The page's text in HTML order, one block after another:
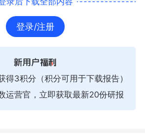
登录/注册
得3积分（积分可用于下载报告）
运营官，立即获取最新20份研报